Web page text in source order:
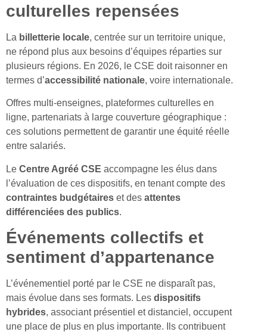
culturelles repensées
La billetterie locale, centrée sur un territoire unique,
ne répond plus aux besoins d’équipes réparties sur
plusieurs régions. En 2026, le CSE doit raisonner en
termes d’accessibilité nationale, voire internationale.
Offres multi-enseignes, plateformes culturelles en
ligne, partenariats à large couverture géographique :
ces solutions permettent de garantir une équité réelle
entre salariés.
Le Centre Agréé CSE accompagne les élus dans
l’évaluation de ces dispositifs, en tenant compte des
contraintes budgétaires et des attentes
différenciées des publics.
Événements collectifs et
sentiment d’appartenance
L’événementiel porté par le CSE ne disparaît pas,
mais évolue dans ses formats. Les dispositifs
hybrides, associant présentiel et distanciel, occupent
une place de plus en plus importante. Ils contribuent